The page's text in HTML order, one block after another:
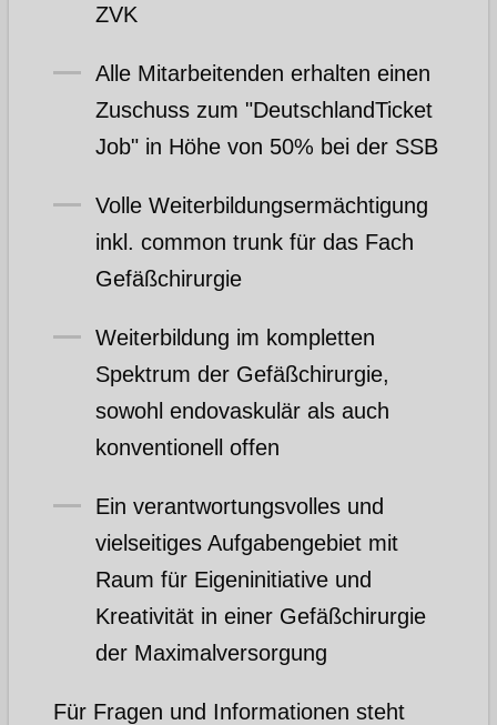
ZVK
Alle Mitarbeitenden erhalten einen
Zuschuss zum "DeutschlandTicket
Job" in Höhe von 50% bei der SSB
Volle Weiterbildungsermächtigung
inkl. common trunk für das Fach
Gefäßchirurgie
Weiterbildung im kompletten
Spektrum der Gefäßchirurgie,
sowohl endovaskulär als auch
konventionell offen
Ein verantwortungsvolles und
vielseitiges Aufgabengebiet mit
Raum für Eigeninitiative und
Kreativität in einer Gefäßchirurgie
der Maximalversorgung
Für Fragen und Informationen steht